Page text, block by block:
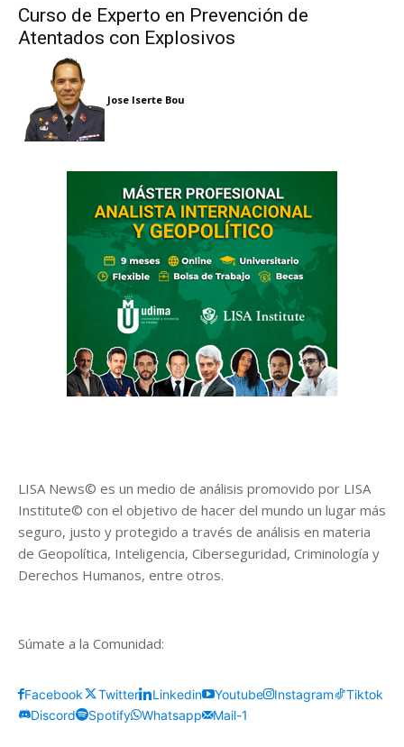
Curso de Experto en Prevención de
Atentados con Explosivos
Jose Iserte Bou
LISA News© es un medio de análisis promovido por LISA
Institute© con el objetivo de hacer del mundo un lugar más
seguro, justo y protegido a través de análisis en materia
de Geopolítica, Inteligencia, Ciberseguridad, Criminología y
Derechos Humanos, entre otros.
Súmate a la Comunidad:
Facebook Twitter Linkedin Youtube Instagram
Tiktok
Discord
Spotify Whatsapp Mail-1